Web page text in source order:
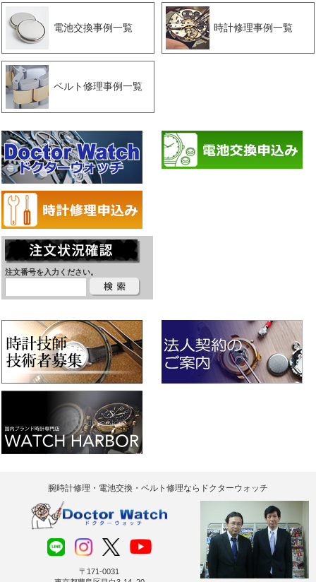
電池交換事例一覧 時計修理事例一覧
ベルト修理事例一覧
注文番号を入力ください。
腕時計修理・電池交換・ベルト修理ならドクターウォッチ
〒171-0031